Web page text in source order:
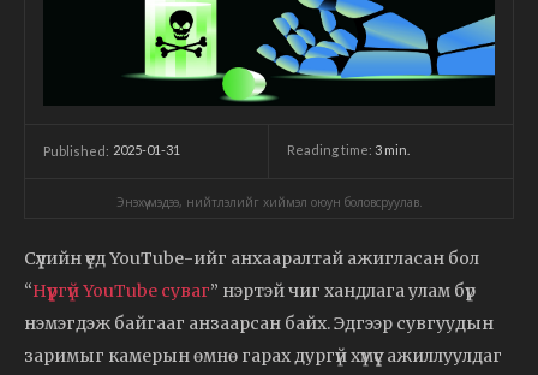
Published: 2025-01-31 Reading time: 3 min.
Энэхүү мэдээ, нийтлэлийг хиймэл оюун боловсруулав.
Сүүлийн үед YouTube-ийг анхааралтай ажигласан бол
“Нүүргүй YouTube суваг” нэртэй чиг хандлага улам бүр
нэмэгдэж байгааг анзаарсан байх. Эдгээр сувгуудын
заримыг камерын өмнө гарах дургүй хүмүүс ажиллуулдаг